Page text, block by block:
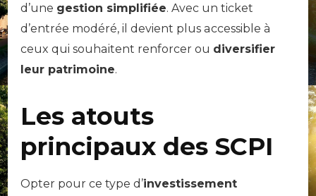
d’une gestion simplifiée. Avec un ticket
d’entrée modéré, il devient plus accessible à
ceux qui souhaitent renforcer ou diversifier
leur patrimoine.
Les atouts
principaux des SCPI
Opter pour ce type d’investissement